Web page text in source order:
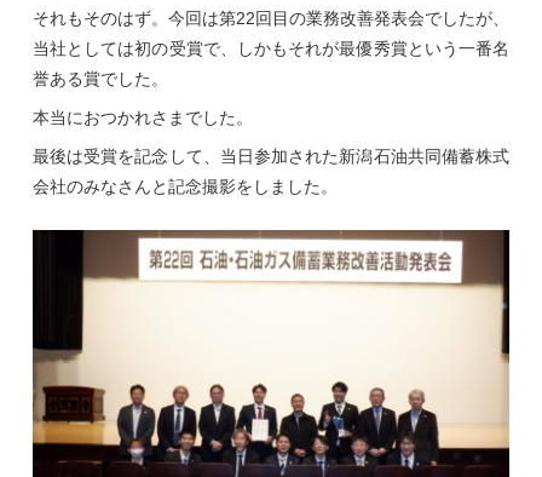
それもそのはず。今回は第22回目の業務改善発表会でしたが、
当社としては初の受賞で、しかもそれが最優秀賞という一番名
誉ある賞でした。
本当におつかれさまでした。
最後は受賞を記念して、当日参加された新潟石油共同備蓄株式
会社のみなさんと記念撮影をしました。